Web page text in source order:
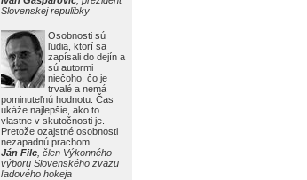
Slovenskej repulibky
Osobnosti sú
ľudia, ktorí sa
zapísali do dejín a
sú autormi
niečoho, čo je
trvalé a nemá
pominuteľnú hodnotu. Čas
ukáže najlepšie, ako to
vlastne v skutočnosti je.
Pretože ozajstné osobnosti
nezapadnú prachom.
Ján Filc , člen Výkonného
výboru Slovenského zväzu
ľadového hokeja